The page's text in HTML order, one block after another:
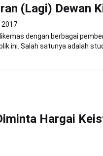
(Lagi) Dewan
dengan berbagai
ini. Salah satunya adalah
Hargai